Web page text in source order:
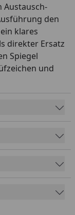
Austausch-
den
klares
direkter Ersatz
Spiegel
und
korrekte
nach
So
Gewinde,